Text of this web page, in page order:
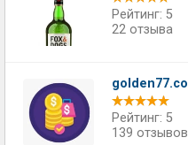
Рейтинг: 5
22 отзыва
golden77.co
Рейтинг: 5
139 отзывов